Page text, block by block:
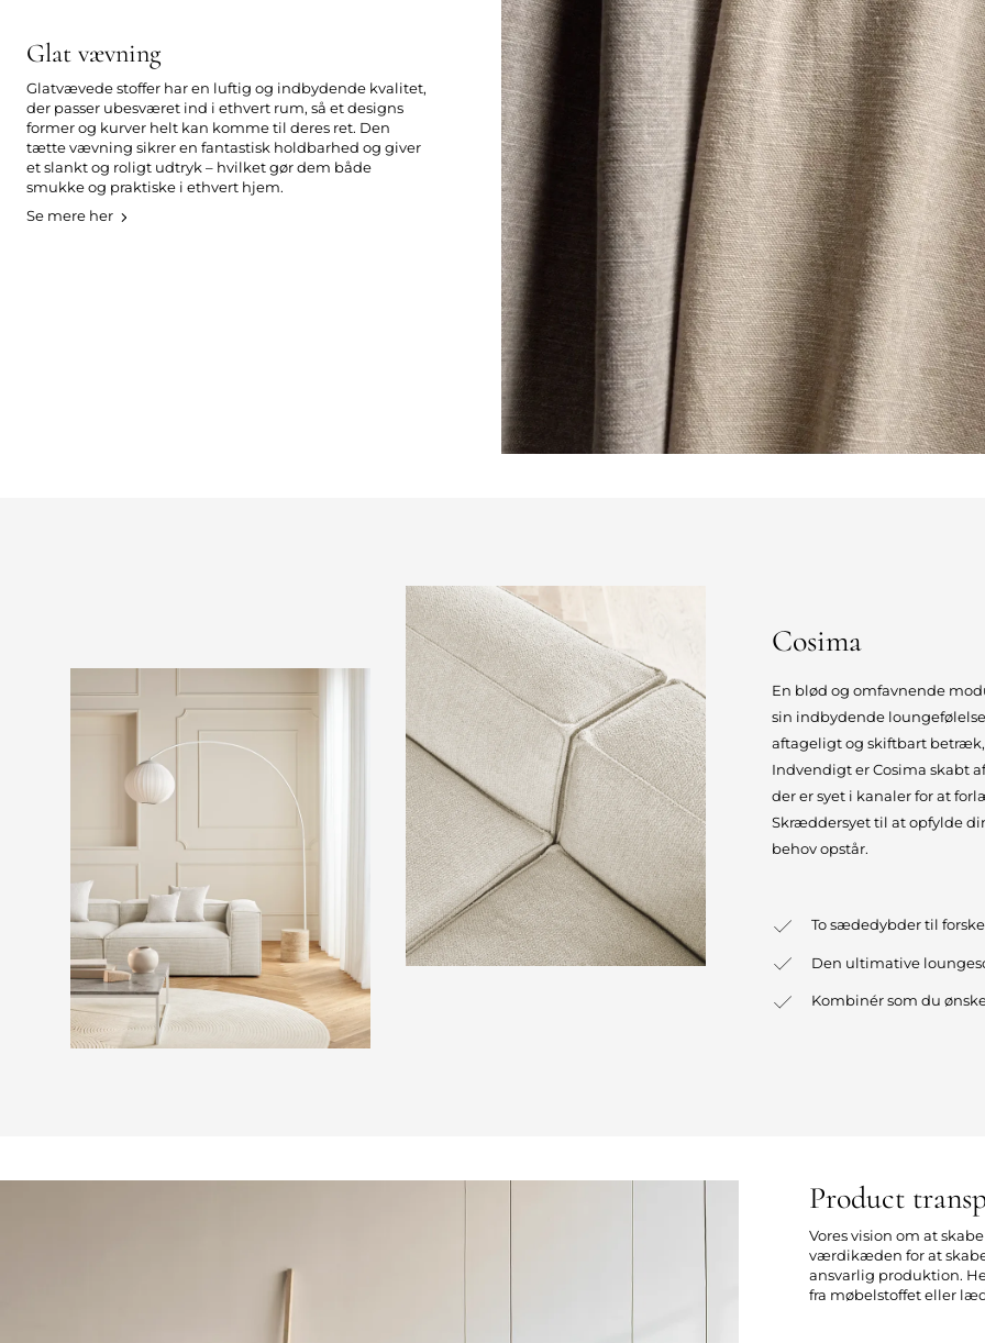
Glat vævning
Glatvævede stoffer har en luftig og indbydende kvalitet,
der passer ubesværet ind i ethvert rum, så et designs
former og kurver helt kan komme til deres ret. Den
tætte vævning sikrer en fantastisk holdbarhed og giver
et slankt og roligt udtryk – hvilket gør dem både
smukke og praktiske i ethvert hjem.
Se mere her
Cosima
En blød og omfavnende
sin indbydende
aftageligt og skiftbart
Indvendigt er Cosima skabt
der er syet i kanaler for at
Skræddersyet til at opfylde
behov opstår.
To sædedybder til
Den ultimative
Kombinér som du
Product
Vores vision om at
værdikæden for at
ansvarlig produktion.
fra møbelstoffet eller